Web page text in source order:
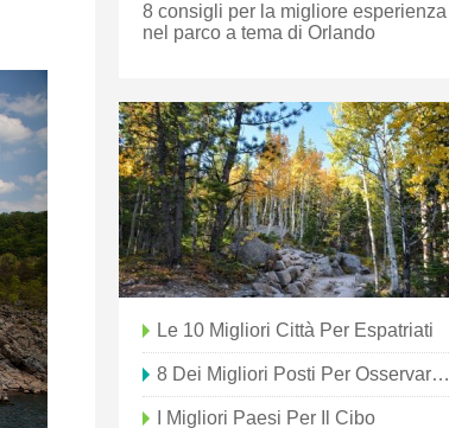
8 consigli per la migliore esperienza
nel parco a tema di Orlando
Le 10 Migliori Città Per Espatriati
8 Dei Migliori Posti Per Osservare Le Stelle In Asia
I Migliori Paesi Per Il Cibo